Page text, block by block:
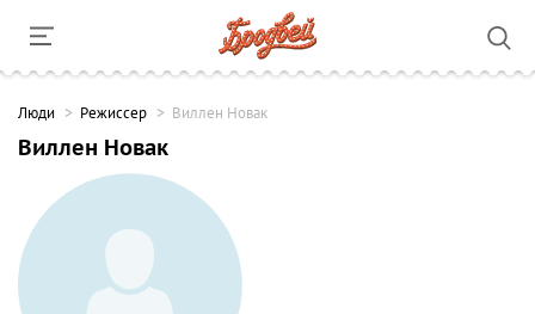
Люди Режиссер Виллен Новак
Виллен Новак